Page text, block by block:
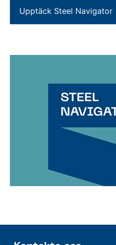
Upptäck Steel Navigator